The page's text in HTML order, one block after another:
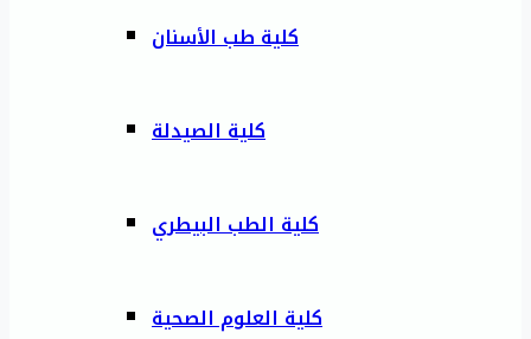
كلية طب الأسنان
كلية الصيدلة
كلية الطب البيطري
كلية العلوم الصحية